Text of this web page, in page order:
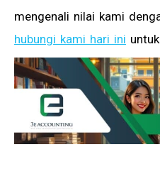
mengenali nilai kami
hubungi kami hari ini